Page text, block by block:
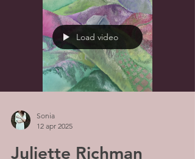
Load video
Sonia
12 apr 2025
Juliette Richman